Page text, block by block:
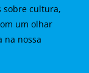
sobre cultura,
um olhar
na nossa